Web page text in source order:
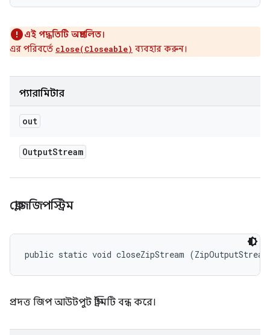
এই পদ্ধতিটি অপ্রচলিত।
এর পরিবর্তে close(Closeable) ব্যবহার করুন।
প্যারামিটার
out
OutputStream
ক্লোজজিপস্ট্রিম
public static void closeZipStream (ZipOutputStream
প্রদত্ত জিপ আউটপুট স্ট্রিমটি বন্ধ করে।